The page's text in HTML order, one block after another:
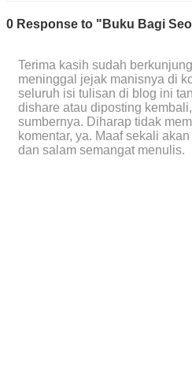
0 Response to "Buku Bagi
Terima kasih sudah
meninggal jejak manisnya di
seluruh isi tulisan di blog ini
dishare atau diposting
sumbernya. Diharap tidak
komentar, ya. Maaf sekali
dan salam semangat menulis.